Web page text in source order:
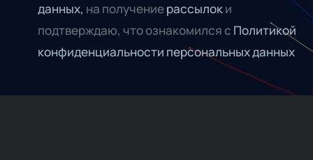
данных, на получениерассылоки
подтверждаю, что ознакомился с Политикой
конфиденциальности персональных данных